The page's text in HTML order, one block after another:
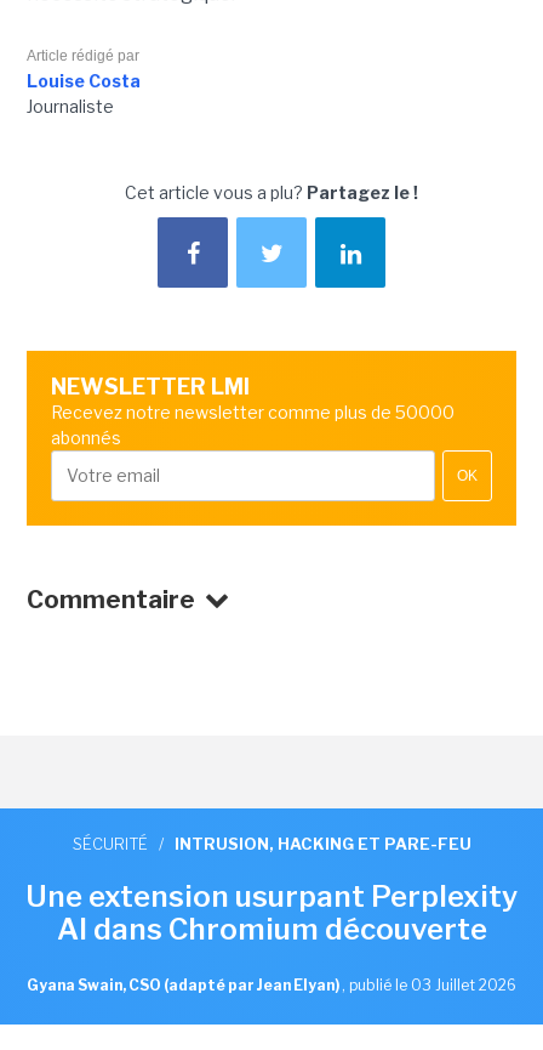
Article rédigé par
Louise Costa
Journaliste
Cet article vous a plu? Partagez le !
NEWSLETTER LMI
Recevez notre newsletter comme plus de 50000
abonnés
OK
Commentaire
SÉCURITÉ / INTRUSION, HACKING ET PARE-FEU
Une extension usurpant Perplexity
AI dans Chromium découverte
Gyana Swain, CSO (adapté par Jean Elyan) , publié le 03 Juillet 2026